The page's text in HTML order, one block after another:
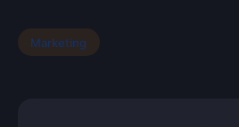
Marketing